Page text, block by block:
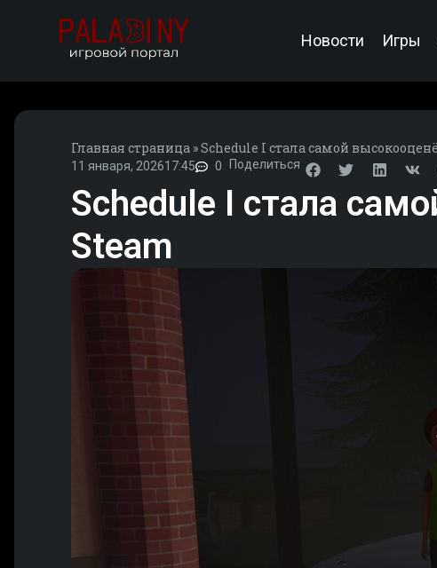
Новости Игры
Главная страница »Schedule I стала самой
11 января, 202617:45 0 Поделиться
Schedule I стала
Steam